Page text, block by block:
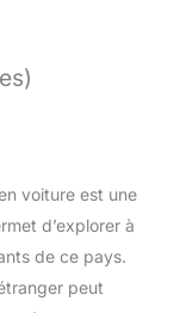
voiture est une
d’explorer à
de ce pays.
peut